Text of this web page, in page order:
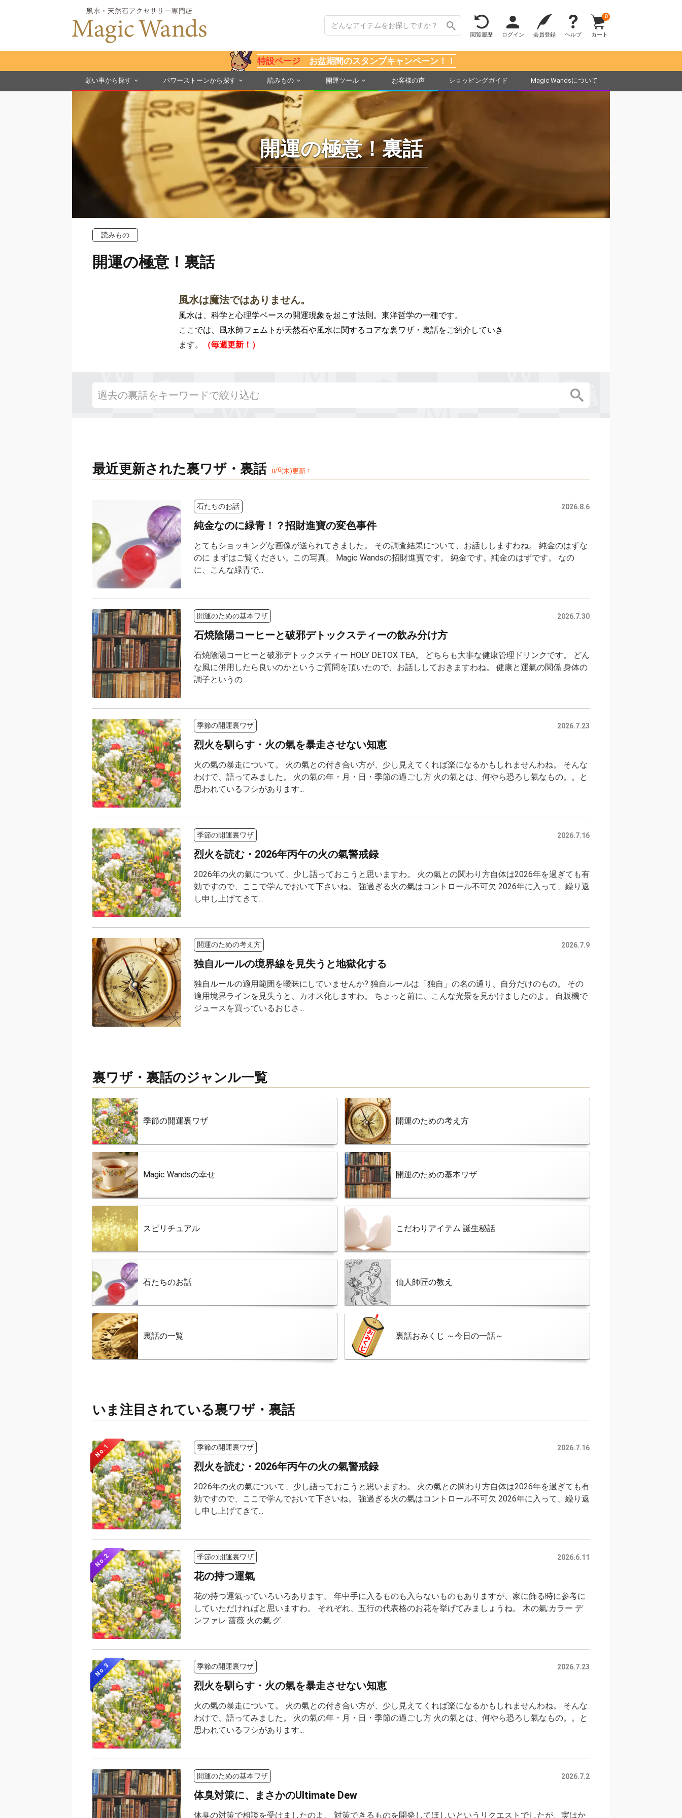
閲覧履歴 ログイン 会員登録 ヘルプ カート
0
特設ページ お盆期間のスタンプキャンペーン！！
願い事から探す パワーストーンから探す 読みもの 開運ツール お客様の声 ショッピングガイド Magic Wandsについて
開運の極意！裏話
読みもの
開運の極意！裏話
風水は魔法ではありません。
風水は、科学と心理学ベースの開運現象を起こす法則。東洋哲学の一種です。
ここでは、風水師フェムトが天然石や風水に関するコアな裏ワザ・裏話をご紹介していき
ます。
（毎週更新！）
最近更新された裏ワザ・裏話 8/6(木)更新 ！
石たちのお話 2026.8.6
純金なのに緑青！？招財進寶の変色事件
とてもショッキングな画像が送られてきました。 その調査結果について、お話ししますわね。 純金のはずな
のに まずはご覧ください。この写真。 Magic Wandsの招財進寶です。 純金です。純金のはずです。 なの
に、こんな緑青で...
開運のための基本ワザ 2026.7.30
石焼陰陽コーヒーと破邪デトックスティーの飲み分け方
石焼陰陽コーヒーと破邪デトックスティー HOLY DETOX TEA。 どちらも大事な健康管理ドリンクです。 どん
な風に併用したら良いのかというご質問を頂いたので、お話ししておきますわね。 健康と運氣の関係 身体の
調子というの...
季節の開運裏ワザ 2026.7.23
烈火を馴らす・火の氣を暴走させない知恵
火の氣の暴走について。 火の氣との付き合い方が、少し見えてくれば楽になるかもしれませんわね。 そんな
わけで、語ってみました。 火の氣の年・月・日・季節の過ごし方 火の氣とは、何やら恐ろし氣なもの。。と
思われているフシがあります...
季節の開運裏ワザ 2026.7.16
烈火を読む・2026年丙午の火の氣警戒録
2026年の火の氣について、少し語っておこうと思いますわ。 火の氣との関わり方自体は2026年を過ぎても有
効ですので、ここで学んでおいて下さいね。 強過ぎる火の氣はコントロール不可欠 2026年に入って、繰り返
し申し上げてきて...
開運のための考え方 2026.7.9
独自ルールの境界線を見失うと地獄化する
独自ルールの適用範囲を曖昧にしていませんか? 独自ルールは「独自」の名の通り、自分だけのもの。 その
適用境界ラインを見失うと、カオス化しますわ。 ちょっと前に、こんな光景を見かけましたのよ。 自販機で
ジュースを買っているおじさ...
裏ワザ・裏話のジャンル一覧
季節の開運裏ワザ 開運のための考え方
Magic Wandsの幸せ 開運のための基本ワザ
スピリチュアル こだわりアイテム 誕生秘話
石たちのお話 仙人師匠の教え
裏話の一覧 裏話おみくじ ～今日の一話～
いま注目されている裏ワザ・裏話
No.1 季節の開運裏ワザ 2026.7.16
烈火を読む・2026年丙午の火の氣警戒録
2026年の火の氣について、少し語っておこうと思いますわ。 火の氣との関わり方自体は2026年を過ぎても有
効ですので、ここで学んでおいて下さいね。 強過ぎる火の氣はコントロール不可欠 2026年に入って、繰り返
し申し上げてきて...
No.2 季節の開運裏ワザ 2026.6.11
花の持つ運氣
花の持つ運氣っていろいろあります。 年中手に入るものも入らないものもありますが、家に飾る時に参考に
していただければと思いますわ。 それぞれ、五行の代表格のお花を挙げてみましょうね。 木の氣:カラー デ
ンファレ 薔薇 火の氣:グ...
No.3 季節の開運裏ワザ 2026.7.23
烈火を馴らす・火の氣を暴走させない知恵
火の氣の暴走について。 火の氣との付き合い方が、少し見えてくれば楽になるかもしれませんわね。 そんな
わけで、語ってみました。 火の氣の年・月・日・季節の過ごし方 火の氣とは、何やら恐ろし氣なもの。。と
思われているフシがあります...
開運のための基本ワザ 2026.7.2
体臭対策に、まさかのUltimate Dew
体臭の対策で相談を受けましたのよ。 対策できるものを開発してほしいというリクエストでしたが、実はか